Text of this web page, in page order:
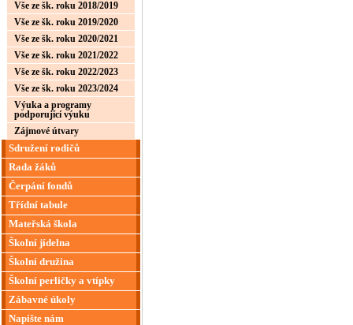
Vše ze šk. roku 2018/2019
Vše ze šk. roku 2019/2020
Vše ze šk. roku 2020/2021
Vše ze šk. roku 2021/2022
Vše ze šk. roku 2022/2023
Vše ze šk. roku 2023/2024
Výuka a programy
podporující výuku
Zájmové útvary
Sdružení rodičů
Rada žáků
Čerpání fondů
Třídní tabule
Mateřská škola
Školní jídelna
Školní družina
Školní perličky a vtípky
Zábavné úkoly
Napište nám